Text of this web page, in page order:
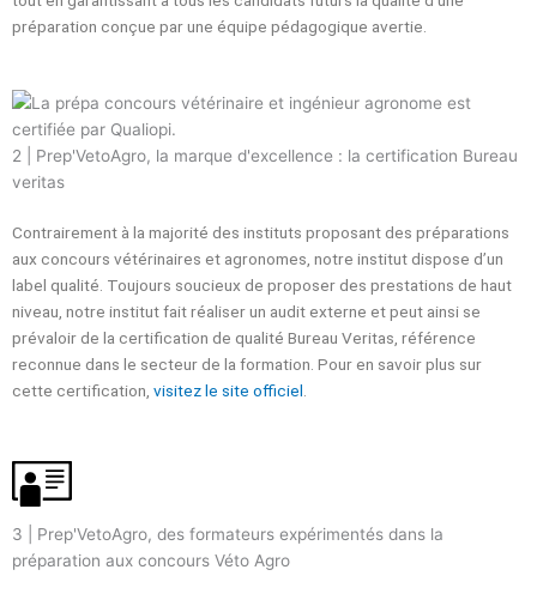
préparation conçue par une équipe pédagogique avertie.
2 | Prep'VetoAgro, la marque d'excellence : la certification Bureau
veritas
Contrairement à la majorité des instituts proposant des préparations
aux concours vétérinaires et agronomes, notre institut dispose d’un
label qualité. Toujours soucieux de proposer des prestations de haut
niveau, notre institut fait réaliser un audit externe et peut ainsi se
prévaloir de la certification de qualité Bureau Veritas, référence
reconnue dans le secteur de la formation. Pour en savoir plus sur
cette certification, visitez le site officiel.
3 | Prep'VetoAgro, des formateurs expérimentés dans la
préparation aux concours Véto Agro